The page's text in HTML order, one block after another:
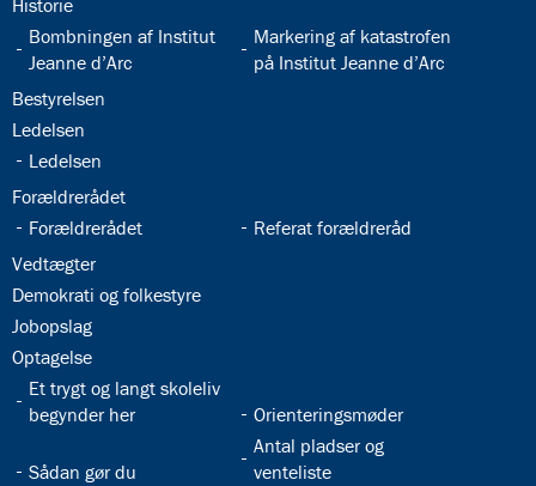
Historie
32.16:
Bombningen af Institut
Jeanne d’Arc
32.17:
Markering af katastrofen
på Institut Jeanne d’Arc
32.18:
Bestyrelsen
32.19:
Ledelsen
32.20:
Ledelsen
32.21:
Forældrerådet
32.22:
Forældrerådet 32.23:
Referat forældreråd
32.24:
Vedtægter
32.25:
Demokrati og folkestyre
32.26:
Jobopslag
32.27:
Optagelse
32.28:
Et trygt og langt skoleliv
begynder her
32.29:
Orienteringsmøder
32.30:
Sådan gør du
32.31:
Antal pladser og
venteliste